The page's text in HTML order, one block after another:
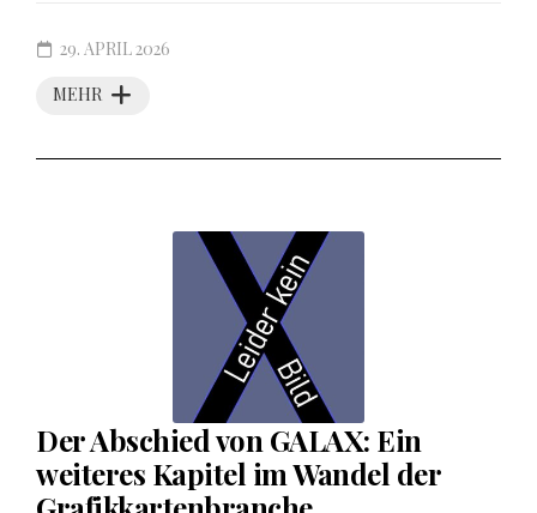
MEHR
29. APRIL 2026
Der Abschied von GALAX: Ein
weiteres Kapitel im Wandel der